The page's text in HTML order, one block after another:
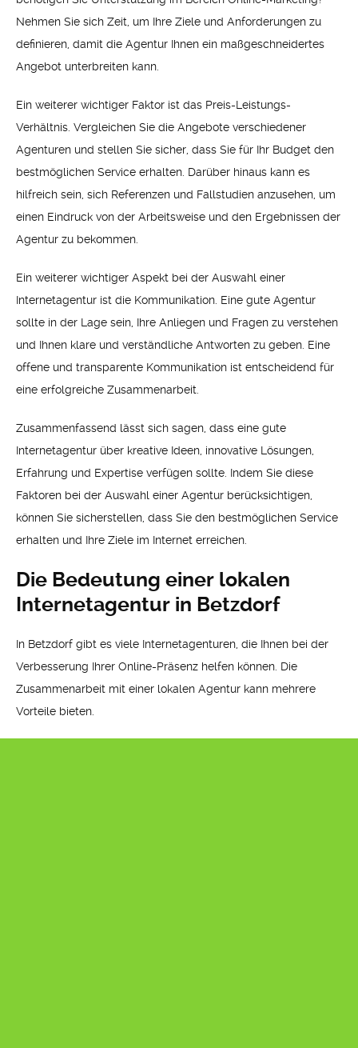
Nehmen Sie sich Zeit, um Ihre Ziele und Anforderungen zu
definieren, damit die Agentur Ihnen ein maßgeschneidertes
Angebot unterbreiten kann.
Ein weiterer wichtiger Faktor ist das Preis-Leistungs-
Verhältnis. Vergleichen Sie die Angebote verschiedener
Agenturen und stellen Sie sicher, dass Sie für Ihr Budget den
bestmöglichen Service erhalten. Darüber hinaus kann es
hilfreich sein, sich Referenzen und Fallstudien anzusehen, um
einen Eindruck von der Arbeitsweise und den Ergebnissen der
Agentur zu bekommen.
Ein weiterer wichtiger Aspekt bei der Auswahl einer
Internetagentur ist die Kommunikation. Eine gute Agentur
sollte in der Lage sein, Ihre Anliegen und Fragen zu verstehen
und Ihnen klare und verständliche Antworten zu geben. Eine
offene und transparente Kommunikation ist entscheidend für
eine erfolgreiche Zusammenarbeit.
Zusammenfassend lässt sich sagen, dass eine gute
Internetagentur über kreative Ideen, innovative Lösungen,
Erfahrung und Expertise verfügen sollte. Indem Sie diese
Faktoren bei der Auswahl einer Agentur berücksichtigen,
können Sie sicherstellen, dass Sie den bestmöglichen Service
erhalten und Ihre Ziele im Internet erreichen.
Die Bedeutung einer lokalen
Internetagentur in Betzdorf
In Betzdorf gibt es viele Internetagenturen, die Ihnen bei der
Verbesserung Ihrer Online-Präsenz helfen können. Die
Zusammenarbeit mit einer lokalen Agentur kann mehrere
Vorteile bieten.